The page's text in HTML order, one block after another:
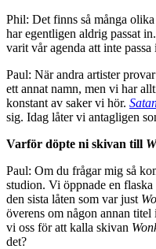
Phil: Det finns så många olika
har egentligen aldrig passat
varit vår agenda att inte passa
Paul: När andra artister
ett annat namn, men vi har
konstant av saker vi hör.
sig. Idag låter vi antagligen
Varför döpte ni skivan till
Paul: Om du frågar mig så
studion. Vi öppnade en
den sista låten som var just
överens om någon annan titel
vi oss för att kalla skivan
det?